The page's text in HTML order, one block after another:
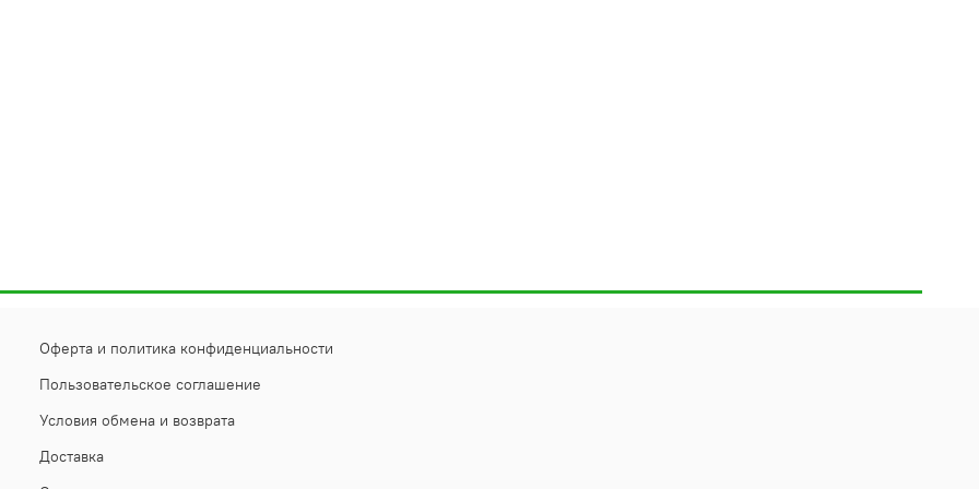
Оферта и политика конфиденциальности
Пользовательское соглашение
Условия обмена и возврата
Доставка